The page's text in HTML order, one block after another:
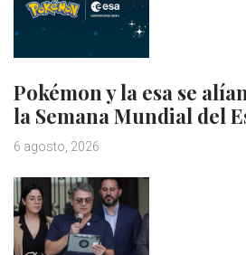
Pokémon y la esa se
la Semana Mundial del
6 agosto, 2026